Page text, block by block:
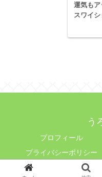
運気も
スワイシ
う
プロフィール
プライバシーポリシー
©